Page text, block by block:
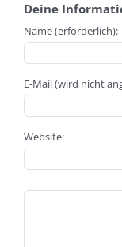
Deine
Name (erforderlich):
E-Mail (wird nicht
Website: